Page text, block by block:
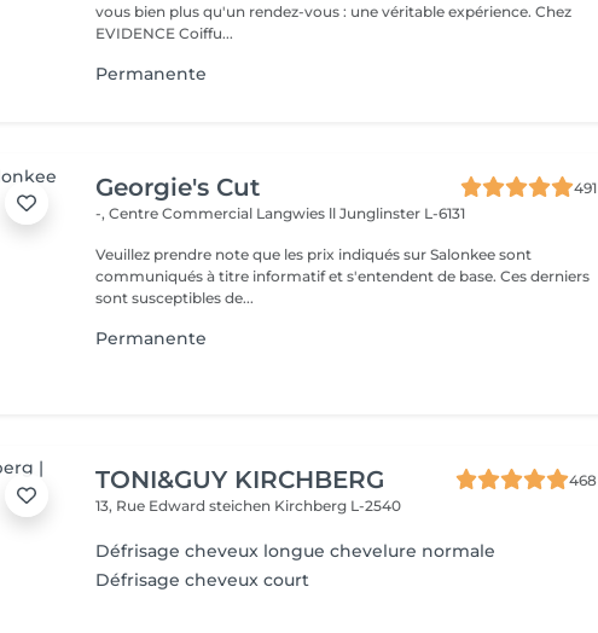
vous bien plus qu'un rendez-vous : une véritable expérience. Chez
EVIDENCE Coiffu...
Permanente
Georgie's Cut
491
-, Centre Commercial Langwies llJunglinster L-6131
Veuillez prendre note que les prix indiqués sur Salonkee sont
communiqués à titre informatif et s'entendent de base. Ces derniers
sont susceptibles de...
Permanente
TONI&GUY KIRCHBERG
468
13, Rue Edward steichen Kirchberg L-2540
Défrisage cheveux longue chevelure normale
Défrisage cheveux court